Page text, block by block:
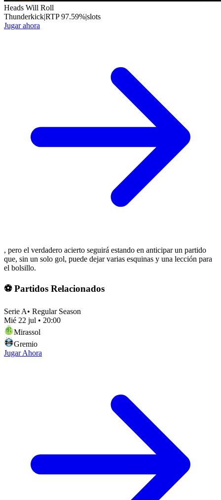
Heads Will Roll
Thunderkick|RTP97.59%|slots
Jugar ahora
, pero el verdadero acierto seguirá estando en anticipar un partido
que, sin un solo gol, puede dejar varias esquinas y una lección para
el bolsillo.
⚽ Partidos Relacionados
Serie A• Regular Season
Mié 22 jul • 20:00
Mirassol
Gremio
Jugar Ahora